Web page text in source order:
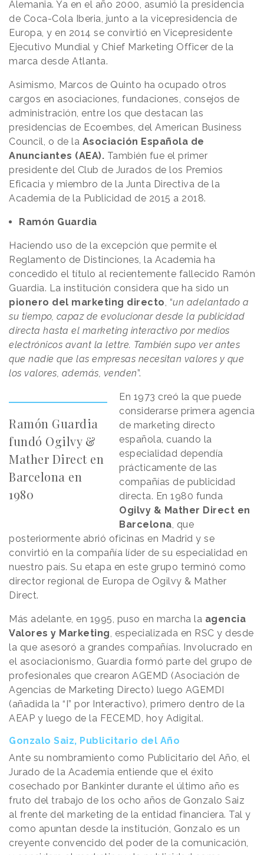
Alemania. Ya en el año 2000, asumió la presidencia
de Coca-Cola Iberia, junto a la vicepresidencia de
Europa, y en 2014 se convirtió en Vicepresidente
Ejecutivo Mundial y Chief Marketing Officer de la
marca desde Atlanta.
Asimismo, Marcos de Quinto ha ocupado otros
cargos en asociaciones, fundaciones, consejos de
administración, entre los que destacan las
presidencias de Ecoembes, del American Business
Council, o de la Asociación Española de
Anunciantes (AEA). También fue el primer
presidente del Club de Jurados de los Premios
Eficacia y miembro de la Junta Directiva de la
Academia de la Publicidad de 2015 a 2018.
Ramón Guardia
Haciendo uso de la excepción que permite el
Reglamento de Distinciones, la Academia ha
concedido el título al recientemente fallecido Ramón
Guardia. La institución considera que ha sido un
pionero del marketing directo, “un adelantado a
su tiempo, capaz de evolucionar desde la publicidad
directa hasta el marketing interactivo por medios
electrónicos avant la lettre. También supo ver antes
que nadie que las empresas necesitan valores y que
los valores, además, venden”.
Ramón Guardia
fundó Ogilvy &
Mather Direct en
Barcelona en
1980
En 1973 creó la que puede
considerarse primera agencia
de marketing directo
española, cuando la
especialidad dependía
prácticamente de las
compañías de publicidad
directa. En 1980 funda
Ogilvy & Mather Direct en
Barcelona, que
posteriormente abrió oficinas en Madrid y se
convirtió en la compañía líder de su especialidad en
nuestro país. Su etapa en este grupo terminó como
director regional de Europa de Ogilvy & Mather
Direct.
Más adelante, en 1995, puso en marcha la agencia
Valores y Marketing, especializada en RSC y desde
la que asesoró a grandes compañías. Involucrado en
el asociacionismo, Guardia formó parte del grupo de
profesionales que crearon AGEMD (Asociación de
Agencias de Marketing Directo) luego AGEMDI
(añadida la “I” por Interactivo), primero dentro de la
AEAP y luego de la FECEMD, hoy Adigital.
Gonzalo Saiz, Publicitario del Año
Ante su nombramiento como Publicitario del Año, el
Jurado de la Academia entiende que el éxito
cosechado por Bankinter durante el último año es
fruto del trabajo de los ocho años de Gonzalo Saiz
al frente del marketing de la entidad financiera. Tal y
como apuntan desde la institución, Gonzalo es un
creyente convencido del poder de la comunicación,